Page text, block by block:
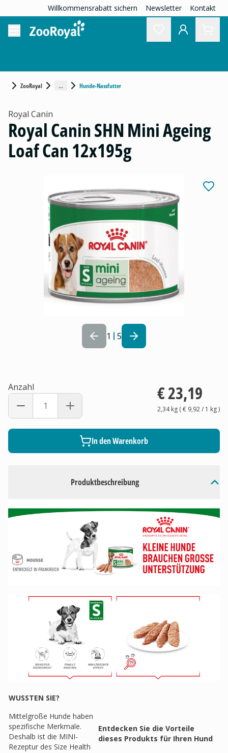
Willkommensrabatt sichern Newsletter Kontakt
ZooRoyal ... Hunde-Nassfutter
1 5
Produktbeschreibung
WUSSTEN SIE?
Mittelgroße Hunde haben
spezifische Merkmale.
Deshalb ist die MINI-
Rezeptur des Size Health
Entdecken Sie die Vorteile
dieses Produkts für Ihren Hund
Royal Canin
Royal Canin SHN Mini Ageing
Loaf Can 12x195g
Anzahl € 23,19
2,34 kg(€ 9,92/ 1 kg)
In den Warenkorb